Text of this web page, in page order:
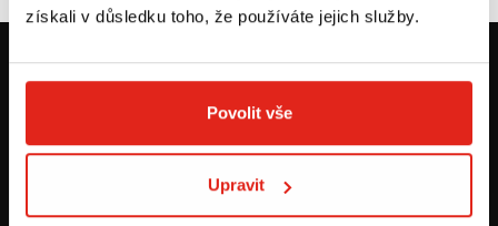
získali v důsledku toho, že používáte jejich služby.
Povolit vše
Upravit
KONTAKT
objednavky@styx.sk